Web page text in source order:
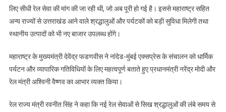
लिए सीधी रेल सेवा की मांग की जा रही थी, जो अब पूरी हो गई है। इससे महाराष्ट्र सहित
अन्य राज्यों से उत्तराखंड आने वाले श्रद्धालुओं और पर्यटकों को बड़ी सुविधा मिलेगी तथा
स्थानीय उत्पादों को भी नए बाजार उपलब्ध होंगे।
महाराष्ट्र के मुख्यमंत्री देवेंद्र फडणवीस ने नांदेड-मुंबई एक्सप्रेस के संचालन को धार्मिक
पर्यटन और व्यापारिक गतिविधियों के लिए महत्वपूर्ण बताते हुए प्रधानमंत्री नरेंद्र मोदी और
रेल मंत्री अश्विनी वैष्णव का आभार व्यक्त किया।
रेल राज्य मंत्री रवनीत सिंह ने कहा कि नई रेल सेवाओं से सिख श्रद्धालुओं की लंबे समय से